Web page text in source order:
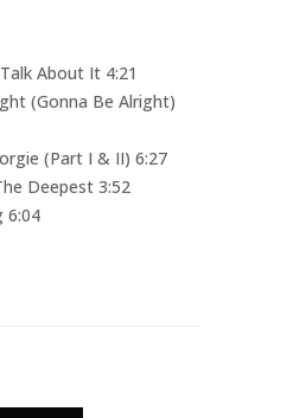
About It 4:21
(Gonna Be Alright)
(Part I & II) 6:27
Deepest 3:52
6:04